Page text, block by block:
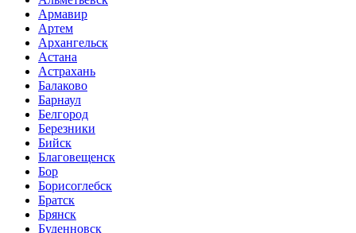
Армавир
Артем
Архангельск
Астана
Астрахань
Балаково
Барнаул
Белгород
Березники
Бийск
Благовещенск
Бор
Борисоглебск
Братск
Брянск
Буденновск